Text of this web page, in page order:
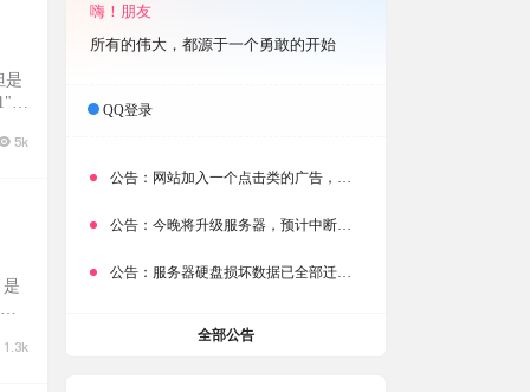
是
5k
1.3k
嗨！朋友
所有的伟大，都源于一个勇敢的开始
QQ登录
公告： 网站加入一个点击类的广告，大家点击下载按钮需要注意
公告： 今晚将升级服务器，预计中断时常为1分钟
公告： 服务器硬盘损坏数据已全部迁移备份，网站恢复完成！
全部公告